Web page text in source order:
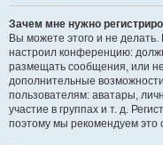
Зачем мне нужно
Вы можете этого и не делать.
настроил конференцию:
размещать сообщения, или
дополнительные
пользователям: аватары,
участие в группах и т. д.
поэтому мы рекомендуем это